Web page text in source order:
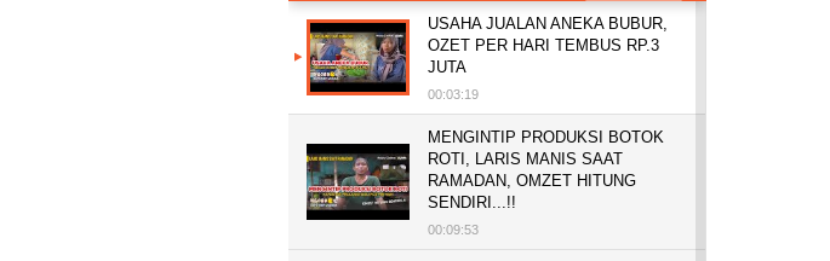
USAHA JUALAN ANEKA BUBUR,
OZET PER HARI TEMBUS RP.3
JUTA
00:03:19
MENGINTIP PRODUKSI BOTOK
ROTI, LARIS MANIS SAAT
RAMADAN, OMZET HITUNG
SENDIRI...!!
00:09:53